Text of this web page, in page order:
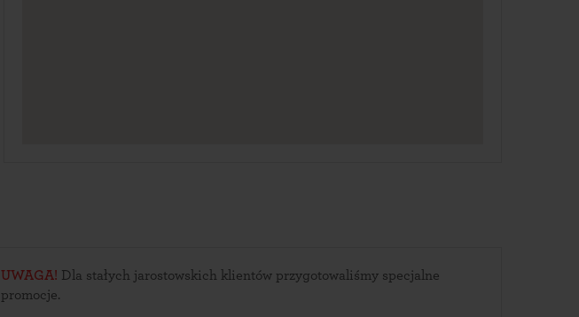
UWAGA! Dla stałych jarostowskich klientów przygotowaliśmy specjalne
promocje.